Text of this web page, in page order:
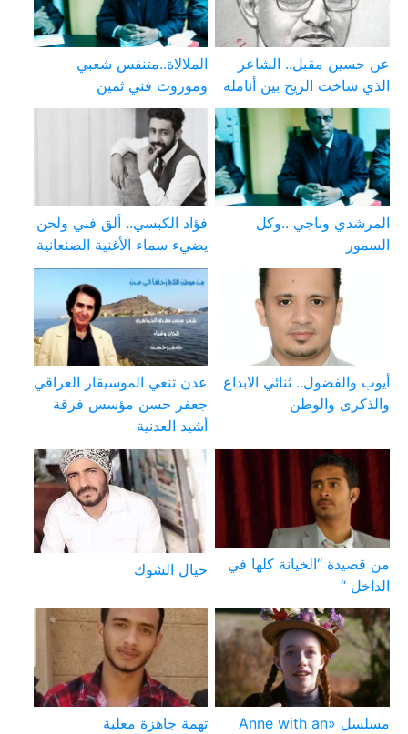
عن حسين مقبل.. الشاعر
الذي شاخت الريح بين أنامله
الملالاة..متنفس شعبي
وموروث فني ثمين
المرشدي وناجي ..وكل
السمور
فؤاد الكبسي.. ألق فني ولحن
يضيء سماء الأغنية الصنعانية
أيوب والفضول.. ثنائي الابداع
والذكرى والوطن
عدن تنعي الموسيقار العراقي
جعفر حسن مؤسس فرقة
أشيد العدنية
من قصيدة “الخيانة كلها في
الداخل “
خيال الشوك
مسلسل «Anne with an
تهمة جاهزة معلبة